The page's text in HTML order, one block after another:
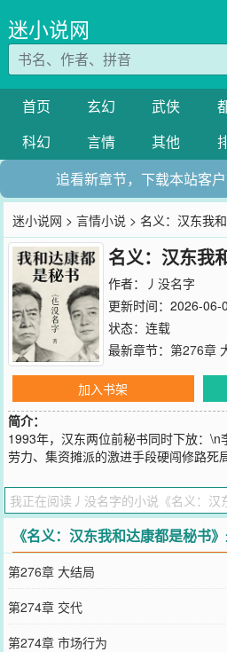
迷小说网
首页 玄幻 武侠
科幻
言情 其他
追看新章节，下载本站客
迷小说网 >言情小说 > 名义：汉东我
名义：汉东我
作者：
丿没名字
更新时间：2026-06-
状态：连载
最新章节： 第276章
加入书架
简介：
1993年，汉东两位前秘书同时下放：\n
劳力、集资摊派的激进手段硬闯修路死
工资、闭塞的交通，他选择了另一条路
您要是觉得《名义：汉东我和达康都是
向您QQ群和微博微信里的朋友推荐哦！
《名义：汉东我和达康都是秘书
第276章 大结局
第274章 交代
第274章 市场行为